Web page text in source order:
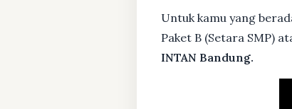
Untuk kamu yang
Paket B (Setara SMP)
INTAN Bandung.